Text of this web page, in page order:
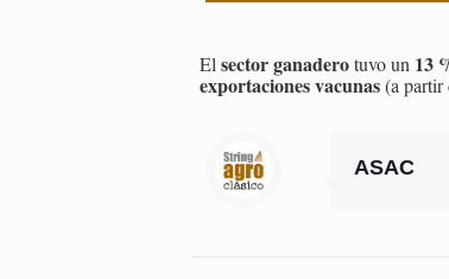
Elsector ganaderotuvo un 13
exportaciones vacunas(a
ASAC